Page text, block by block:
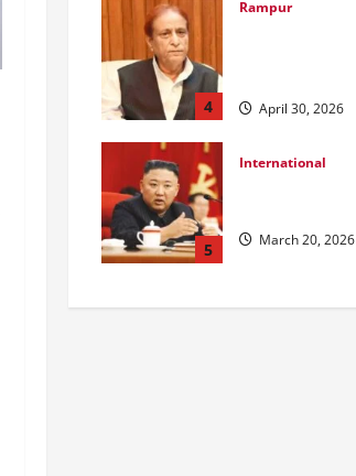
4
Rampur
April 30, 2026
5
International
March 20, 2026